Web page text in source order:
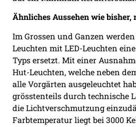
Ähnliches Aussehen wie bisher,
Im Grossen und Ganzen
Leuchten mit LED-Leuchten
Typs ersetzt. Mit einer
Hut-Leuchten, welche neben
alle Vorgärten ausgeleuchtet
grösstenteils durch technische
die Lichtverschmutzung
Farbtemperatur liegt bei 3000